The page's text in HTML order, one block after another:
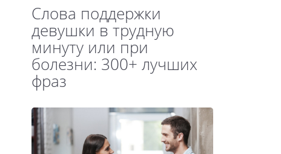
Слова поддержки
девушки в трудную
минуту или при
болезни: 300+ лучших
фраз